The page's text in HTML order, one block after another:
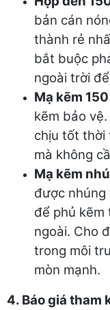
bản cán
thành rẻ
bắt buộc
ngoài trời
Mạ kẽm
kẽm bảo
chịu tốt thời
mà không
Mạ kẽm
được nhúng
để phủ kẽm
ngoài. Cho
trong môi
mòn mạnh.
4. Báo giá tham